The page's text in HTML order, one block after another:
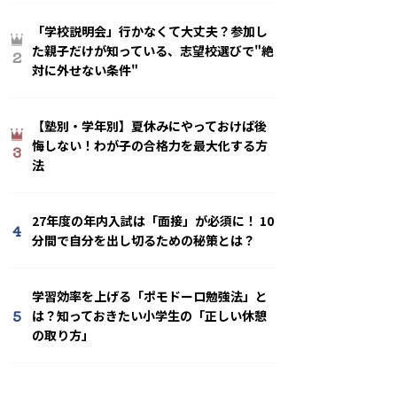
2
「学校説明会」行かなくて大丈夫？参加し
た親子だけが知っている、志望校選びで"絶
対に外せない条件"
3
【塾別・学年別】夏休みにやっておけば後
悔しない！わが子の合格力を最大化する方
法
4
27年度の年内入試は「面接」が必須に！ 10
分間で自分を出し切るための秘策とは？
5
学習効率を上げる「ポモドーロ勉強法」と
は？知っておきたい小学生の「正しい休憩
の取り方」